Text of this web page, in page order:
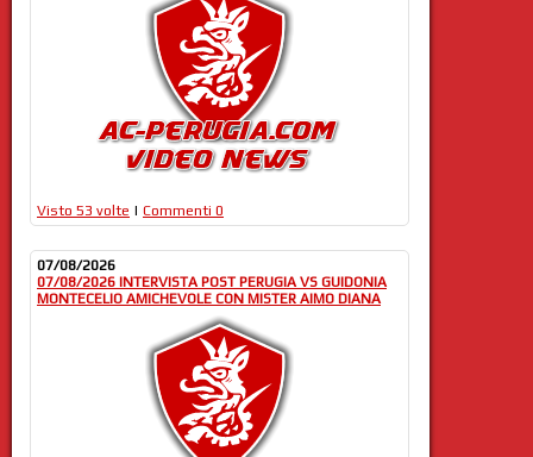
Visto 53 volte | Commenti 0
07/08/2026
07/08/2026 INTERVISTA POST PERUGIA VS GUIDONIA
MONTECELIO AMICHEVOLE CON MISTER AIMO DIANA